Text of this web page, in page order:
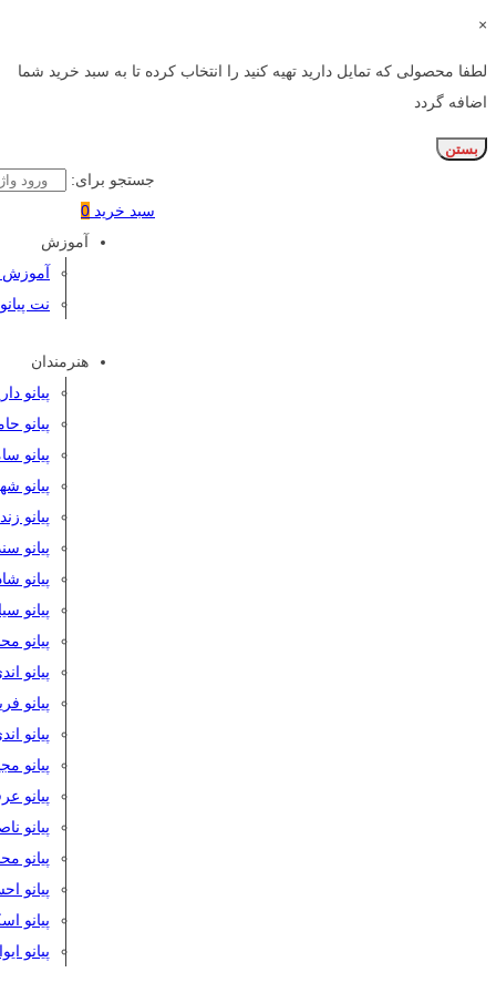
×
لطفا محصولی که تمایل دارید تهیه کنید را انتخاب کرده تا به سبد خرید شما
اضافه گردد
بستن
جستجو برای:
سبد خرید 0
آموزش
آموزش
نت پیانو
هنرمندان
پیانو
پیانو
پیانو
پیانو
پیانو
پیانو
پیانو
پیانو
پیانو
پیانو
پیانو
پیانو
پیانو
پیانو
پیانو
پیانو
پیانو
پیانو
پیانو